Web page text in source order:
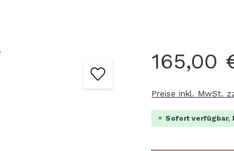
165,00
Preise inkl. MwSt.
Sofort verfügbar,